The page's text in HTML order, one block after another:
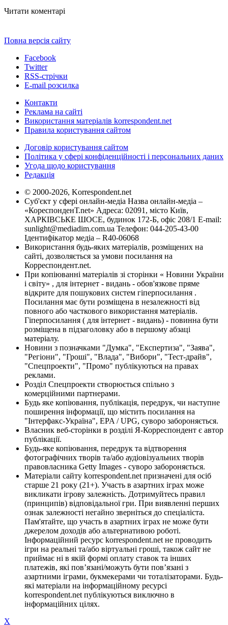
Читати коментарі
Повна версія сайту
Facebook
Twitter
RSS-стрічки
E-mail розсилка
Контакти
Реклама на сайті
Використання матеріалів korrespondent.net
Правила користування сайтом
Договір користування сайтом
Політика у сфері конфіденційності і персональних даних
Угода щодо користування
Редакція
© 2000-2026, Korrespondent.net
Суб'єкт у сфері онлайн-медіа Назва онлайн-медіа –
«КореспонденТ.net» Адреса: 02091, місто Київ,
ХАРКІВСЬКЕ ШОСЕ, будинок 172-Б, офіс 208/1 E-mail:
sunlight@mediadim.com.ua Телефон: 044-205-43-00
Ідентифікатор медіа – R40-06068
Використання будь-яких матеріалів, розміщених на
сайті, дозволяється за умови посилання на
Корреспондент.net.
При копіюванні матеріалів зі сторінки « Новини України
і світу» , для інтернет - видань - обов'язкове пряме
відкрите для пошукових систем гіперпосилання .
Посилання має бути розміщена в незалежності від
повного або часткового використання матеріалів.
Гіперпосилання ( для інтернет - видань) - повинна бути
розміщена в підзаголовку або в першому абзаці
матеріалу.
Новини з позначками "Думка", "Експертиза", "Заява",
"Регіони", "Гроші", "Влада", "Вибори", "Тест-драйв",
"Спецпроекти", "Промо" публікуються на правах
реклами.
Розділ Спецпроекти створюється спільно з
комерційними партнерами.
Будь яке копіювання, публікація, передрук, чи наступне
поширення інформації, що містить посилання на
"Інтерфакс-Україна", EPA / UPG, суворо забороняється.
Власник веб-сторінки в розділі Я-Корреспондент є автор
публікації.
Будь-яке копіювання, передрук та відтворення
фотографічних творів та/або аудіовізуальних творів
правовласника Getty Images - суворо забороняється.
Матеріали сайту korrespondent.net призначені для осіб
старше 21 року (21+). Участь в азартних іграх може
викликати ігрову залежність. Дотримуйтесь правил
(принципів) відповідальної гри. При виявленні перших
ознак залежності негайно зверніться до спеціаліста.
Пам'ятайте, що участь в азартних іграх не може бути
джерелом доходів або альтернативою роботі.
Інформаційний ресурс korrespondent.net не проводить
ігри на реальні та/або віртуальні гроші, також сайт не
приймає ні в якій формі оплату ставок та інших
платежів, які пов’язані/можуть бути пов’язані з
азартними іграми, букмекерами чи тоталізаторами. Будь-
які матеріали на інформаційному ресурсі
korrespondent.net публікуються виключно в
інформаційних цілях.
X